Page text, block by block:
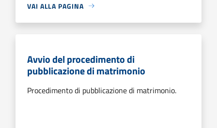
VAI ALLA PAGINA
Avvio del procedimento di
pubblicazione di matrimonio
Procedimento di pubblicazione di matrimonio.